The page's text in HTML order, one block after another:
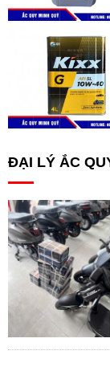
ĐẠI LÝ ẮC